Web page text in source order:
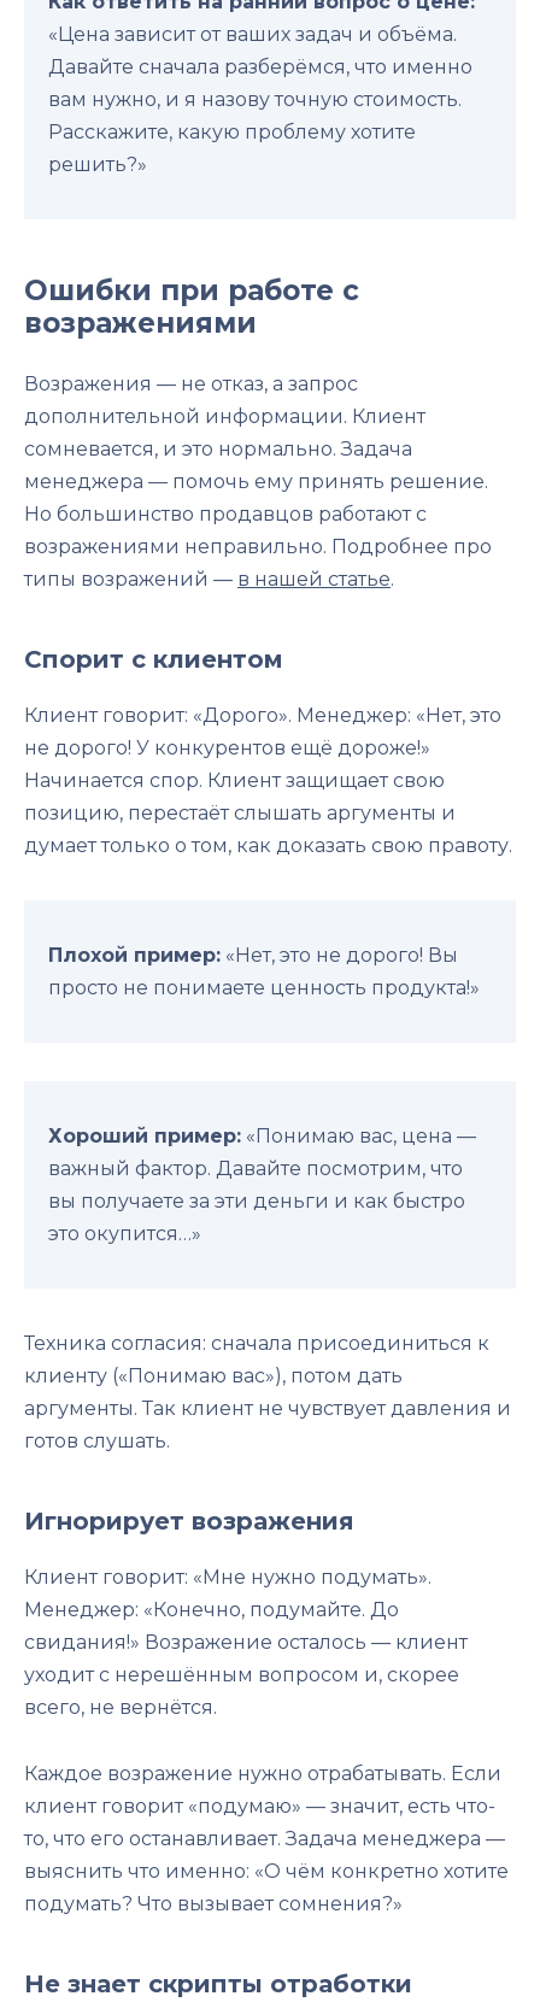
«Цена зависит от ваших задач и объёма.
Давайте сначала разберёмся, что именно
вам нужно, и я назову точную стоимость.
Расскажите, какую проблему хотите
решить?»
Ошибки при работе с
возражениями
Возражения — не отказ, а запрос
дополнительной информации. Клиент
сомневается, и это нормально. Задача
менеджера — помочь ему принять решение.
Но большинство продавцов работают с
возражениями неправильно. Подробнее про
типы возражений — в нашей статье.
Спорит с клиентом
Клиент говорит: «Дорого». Менеджер: «Нет, это
не дорого! У конкурентов ещё дороже!»
Начинается спор. Клиент защищает свою
позицию, перестаёт слышать аргументы и
думает только о том, как доказать свою правоту.
Плохой пример: «Нет, это не дорого! Вы
просто не понимаете ценность продукта!»
Хороший пример: «Понимаю вас, цена —
важный фактор. Давайте посмотрим, что
вы получаете за эти деньги и как быстро
это окупится…»
Техника согласия: сначала присоединиться к
клиенту («Понимаю вас»), потом дать
аргументы. Так клиент не чувствует давления и
готов слушать.
Игнорирует возражения
Клиент говорит: «Мне нужно подумать».
Менеджер: «Конечно, подумайте. До
свидания!» Возражение осталось — клиент
уходит с нерешённым вопросом и, скорее
всего, не вернётся.
Каждое возражение нужно отрабатывать. Если
клиент говорит «подумаю» — значит, есть что-
то, что его останавливает. Задача менеджера —
выяснить что именно: «О чём конкретно хотите
подумать? Что вызывает сомнения?»
Не знает скрипты отработки